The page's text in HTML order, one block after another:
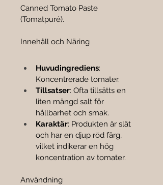
Canned Tomato Paste
(Tomatpuré).
Innehåll och Näring
Huvudingrediens:
Koncentrerade tomater.
Tillsatser: Ofta tillsätts en
liten mängd salt för
hållbarhet och smak.
Karaktär: Produkten är slät
och har en djup röd färg,
vilket indikerar en hög
koncentration av tomater.
Användning